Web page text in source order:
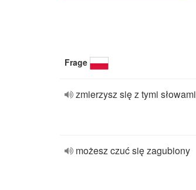
Frage
zmierzysz się z tymi słowami
możesz czuć się zagubiony